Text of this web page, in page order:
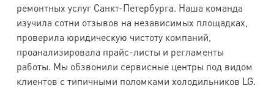
ремонтных услуг Санкт-Петербурга. Наша команда
изучила сотни отзывов на независимых площадках,
проверила юридическую чистоту компаний,
проанализировала прайс-листы и регламенты
работы. Мы обзвонили сервисные центры под видом
клиентов с типичными поломками холодильников LG.